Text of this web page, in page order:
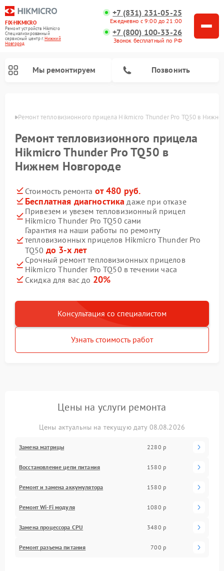
FIX-HIKMICRO
Ремонт устройств Hikmicro
Специализированный
cервисный центр г.Нижний
Новгород
+7 (831) 231-05-25
Ежедневно с 9:00 до 21:00
+7 (800) 100-33-26
Звонок бесплатный по РФ
Мы ремонтируем Позвонить
Ремонт тепловизионного прицела Hikmicro Thunder Pro TQ50 в
Ремонт тепловизионного прицела
Hikmicro Thunder Pro TQ50 в
Нижнем Новгороде
Стоимость ремонта от 480 руб.
Бесплатная диагностика даже при отказе
Привезем и увезем тепловизионный прицел
Hikmicro Thunder Pro TQ50 сами
Гарантия на наши работы по ремонту
тепловизионных прицелов Hikmicro Thunder Pro
TQ50 до 3-х лет
Срочный ремонт тепловизионных прицелов
Hikmicro Thunder Pro TQ50 в течении часа
Скидка для вас до 20%
Консультация со специалистом
Узнать стоимость работ
Цены на услуги ремонта
Цены актуальны на текущую дату 08.08.2026
Замена матрицы 2280 р
Восстановление цепи питания 1580 р
Ремонт и замена аккумулятора 1580 р
Ремонт Wi-Fi модуля 1080 р
Замена процессора CPU 3480 р
Ремонт разъема питания 700 р